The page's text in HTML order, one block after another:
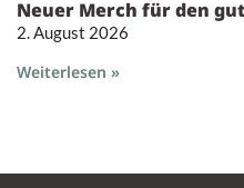
Neuer Merch für den
2. August 2026
Weiterlesen »